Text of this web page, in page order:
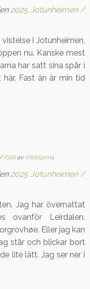
2025 Jotunheimen /
i Jotunheimen,
nu. Kanske mest
har satt sina spår i
Fast än är min tid
Fjällav Vildstjarna
2025 Jotunheimen /
Jag har övernattat
ovanför Leirdalen.
Eller jag kan
står och blickar bort
lite lätt. Jag ser ner i